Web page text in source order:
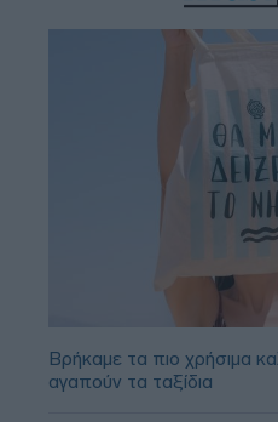
Βρήκαμε τα πιο χρήσιμα
αγαπούν τα ταξίδια